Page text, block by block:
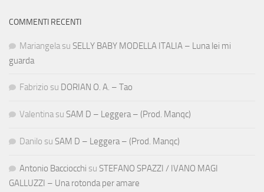
COMMENTI RECENTI
Mariangela su SELLY BABY MODELLA ITALIA – Luna lei mi
guarda
Fabrizio su DORIAN O. A. – Tao
Valentina su SAM D – Leggera – (Prod. Manqc)
Danilo su SAM D – Leggera – (Prod. Manqc)
Antonio Bacciocchi su STEFANO SPAZZI / IVANO MAGI
GALLUZZI – Una rotonda per amare